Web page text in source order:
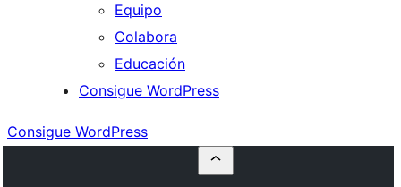
Equipo
Colabora
Educación
Consigue WordPress
Consigue WordPress